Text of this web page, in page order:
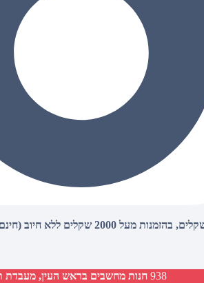
938 חנות מחשבים בראש העין, מעבדת